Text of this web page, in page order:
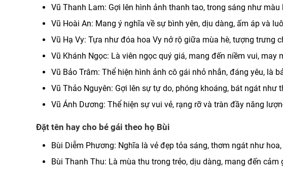
Vũ Thanh Lam: Gợi lên hình ảnh thanh tao, trong sáng như
Vũ Hoài An: Mang ý nghĩa về sự bình yên, dịu dàng, ấm áp và
Vũ Hạ Vy: Tựa như đóa hoa Vy nở rộ giữa mùa hè, tượng trưng
Vũ Khánh Ngọc: Là viên ngọc quý giá, mang đến niềm vui, may
Vũ Bảo Trâm: Thể hiện hình ảnh cô gái nhỏ nhắn, đáng yêu, là
Vũ Thảo Nguyên: Gợi lên sự tự do, phóng khoáng, bát ngát như
Vũ Ánh Dương: Thể hiện sự vui vẻ, rạng rỡ và tràn đầy năng
Đặt tên hay cho bé gái theo họ Bùi
Bùi Diễm Phương: Nghĩa là vẻ đẹp tỏa sáng, thơm ngát như
Bùi Thanh Thu: Là mùa thu trong trẻo, dịu dàng, mang đến cảm